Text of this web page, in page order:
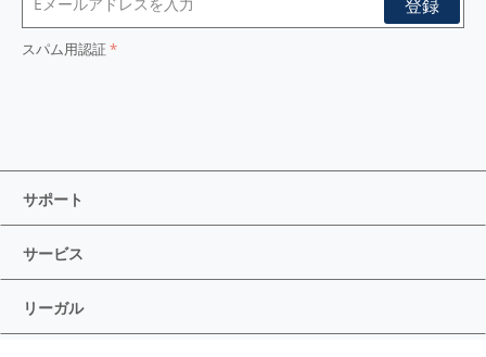
スパム用認証
サポート
サービス
リーガル